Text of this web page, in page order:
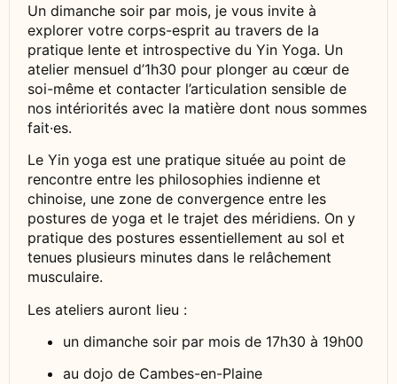
Un dimanche soir par mois, je vous invite à
explorer votre corps-esprit au travers de la
pratique lente et introspective du Yin Yoga. Un
atelier mensuel d’1h30 pour plonger au cœur de
soi-même et contacter l’articulation sensible de
nos intériorités avec la matière dont nous sommes
fait·es.
Le Yin yoga est une pratique située au point de
rencontre entre les philosophies indienne et
chinoise, une zone de convergence entre les
postures de yoga et le trajet des méridiens. On y
pratique des postures essentiellement au sol et
tenues plusieurs minutes dans le relâchement
musculaire.
Les ateliers auront lieu :
un dimanche soir par mois de 17h30 à 19h00
au dojo de Cambes-en-Plaine